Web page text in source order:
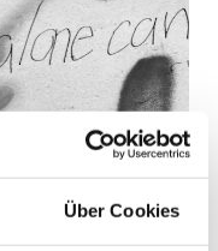
Über Cookies